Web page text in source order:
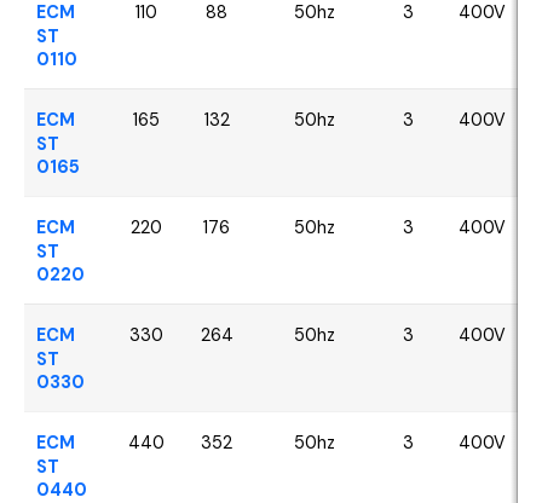
ECM
ST
0110
110 88 50hz 3 400V
ECM
ST
0165
165 132 50hz 3 400V
ECM
ST
0220
220 176 50hz 3 400V
ECM
ST
0330
330 264 50hz 3 400V
ECM
ST
0440
440 352 50hz 3 400V